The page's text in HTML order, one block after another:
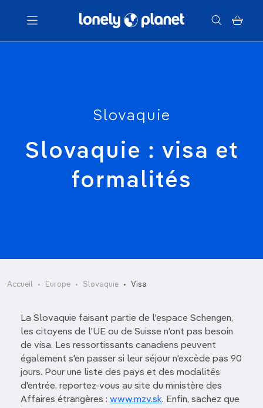
Menu
Slovaquie
Slovaquie : visa et
formalités
Accueil Europe Slovaquie Visa
La Slovaquie faisant partie de l'espace Schengen,
les citoyens de l'UE ou de Suisse n'ont pas besoin
de visa. Les ressortissants canadiens peuvent
également s'en passer si leur séjour n'excède pas 90
jours. Pour une liste des pays et des modalités
d'entrée, reportez-vous au site du ministère des
Affaires étrangères : www.mzv.sk. Enfin, sachez que